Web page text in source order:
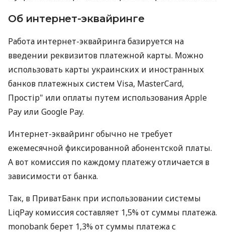
Об интернет-эквайринге
Работа интернет-эквайринга базируется на
введении реквизитов платежной карты. Можно
использовать карты украинских и иностранных
банков платежных систем Visa, MasterCard,
Простір" или оплаты путем использования Apple
Pay или Google Pay.
Интернет-эквайринг обычно не требует
ежемесячной фиксированной абонентской платы.
А вот комиссия по каждому платежу отличается в
зависимости от банка.
Так, в ПриватБанк при использовании системы
LiqPay комиссия составляет 1,5% от суммы платежа.
monobank берет 1,3% от суммы платежа с